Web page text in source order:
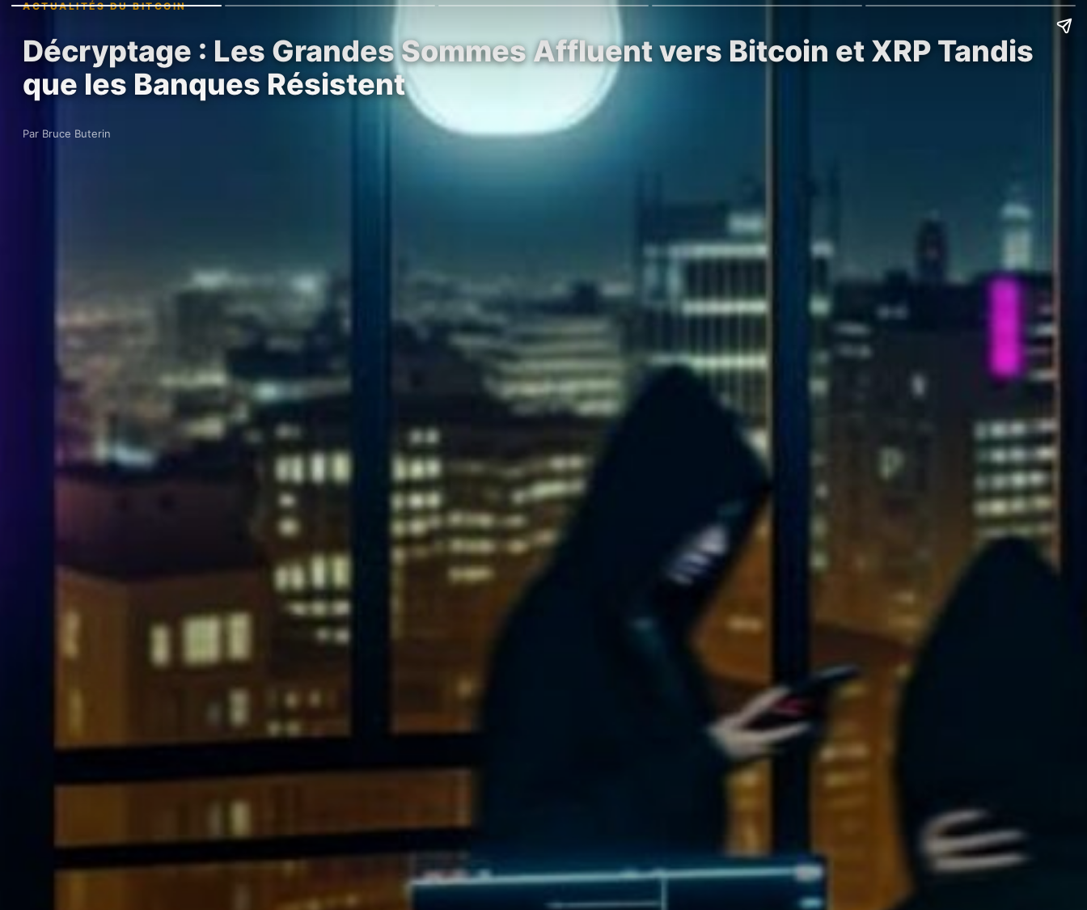
ACTUALITÉS DU BITCOIN
Décryptage : Les Grandes Sommes Affluent vers Bitcoin et XRP Tandis
que les Banques Résistent
Par Bruce Buterin